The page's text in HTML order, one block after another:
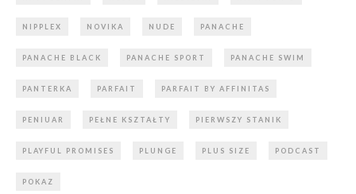
NIPPLEX NOVIKA NUDE PANACHE
PANACHE BLACK PANACHE SPORT PANACHE SWIM
PANTERKA PARFAIT PARFAIT BY AFFINITAS
PENIUAR PEŁNE KSZTAŁTY PIERWSZY STANIK
PLAYFUL PROMISES PLUNGE PLUS SIZE PODCAST
POKAZ